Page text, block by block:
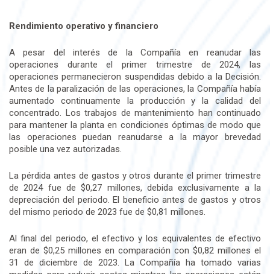
Rendimiento operativo y financiero
A pesar del interés de la Compañía en reanudar las
operaciones durante el primer trimestre de 2024, las
operaciones permanecieron suspendidas debido a la Decisión.
Antes de la paralización de las operaciones, la Compañía había
aumentado continuamente la producción y la calidad del
concentrado. Los trabajos de mantenimiento han continuado
para mantener la planta en condiciones óptimas de modo que
las operaciones puedan reanudarse a la mayor brevedad
posible una vez autorizadas.
La pérdida antes de gastos y otros durante el primer trimestre
de 2024 fue de $0,27 millones, debida exclusivamente a la
depreciación del periodo. El beneficio antes de gastos y otros
del mismo periodo de 2023 fue de $0,81 millones.
Al final del periodo, el efectivo y los equivalentes de efectivo
eran de $0,25 millones en comparación con $0,82 millones el
31 de diciembre de 2023. La Compañía ha tomado varias